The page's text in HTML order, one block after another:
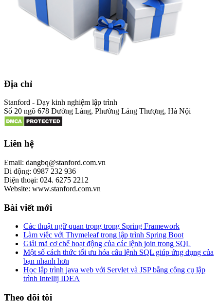
Địa chỉ
Stanford - Dạy kinh nghiệm lập trình
Số 20 ngõ 678 Đường Láng, Phường Láng Thượng, Hà Nội
Liên hệ
Email: dangbq@stanford.com.vn
Di động: 0987 232 936
Điện thoại: 024. 6275 2212
Website: www.stanford.com.vn
Bài viết mới
Các thuật ngữ quan trọng trong Spring Framework
Làm việc với Thymeleaf trong lập trình Spring Boot
Giải mã cơ chế hoạt động của các lệnh join trong SQL
Một số cách thức tối ưu hóa câu lệnh SQL giúp ứng dụng của
bạn nhanh hơn
Học lập trình java web với Servlet và JSP bằng công cụ lập
trình Intellij IDEA
Theo dõi tôi